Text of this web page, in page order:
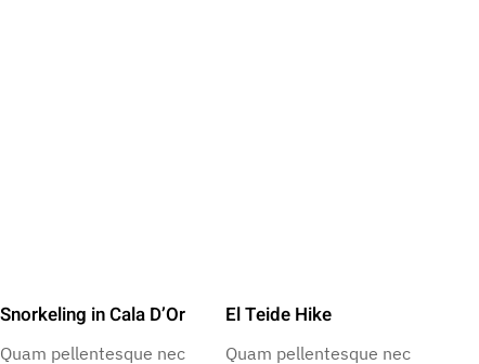
Snorkeling in Cala D’Or
Quam pellentesque nec
El Teide Hike
Quam pellentesque nec